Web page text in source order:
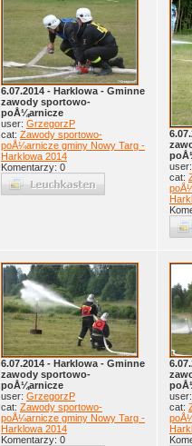
6.07.2014 - Harklowa - Gminne
zawody sportowo-
poÅ¼arnicze
user: GrzegorzP
cat: Zawody sportowo-
poÅ¼arnicze gminy Nowy Targ -
Harklowa 2014
Komentarzy: 0
cat:
6.07.2014 - Harklowa - Gminne
zawody sportowo-
poÅ¼arnicze
user: GrzegorzP
cat: Zawody sportowo-
poÅ¼arnicze gminy Nowy Targ -
Harklowa 2014
Komentarzy: 0
cat: